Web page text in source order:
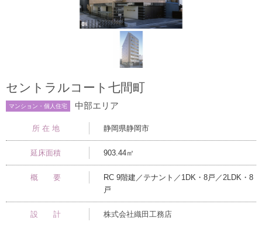
セントラルコート七間町
マンション・個人住宅 中部エリア
所 在 地 静岡県静岡市
延床面積 903.44㎡
概 要
RC 9階建／テナント／1DK・8戸／2LDK・8
戸
設 計 株式会社織田工務店